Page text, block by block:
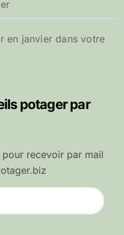
en janvier dans votre
potager par
recevoir par mail